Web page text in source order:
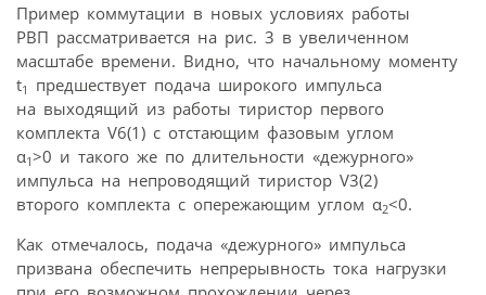
Пример коммутации в новых условиях работы
РВП рассматривается на рис. 3 в увеличенном
масштабе времени. Видно, что начальному моменту
t1
предшествует подача широкого импульса
на выходящий из работы тиристор первого
комплекта V6(1) с отстающим фазовым углом
α1>0 и такого же по длительности «дежурного»
импульса на непроводящий тиристор V3(2)
второго комплекта с опережающим углом α2<0.
Как отмечалось, подача «дежурного» импульса
призвана обеспечить непрерывность тока нагрузки